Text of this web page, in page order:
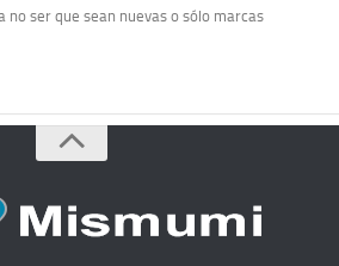
no ser que sean nuevas o sólo marcas